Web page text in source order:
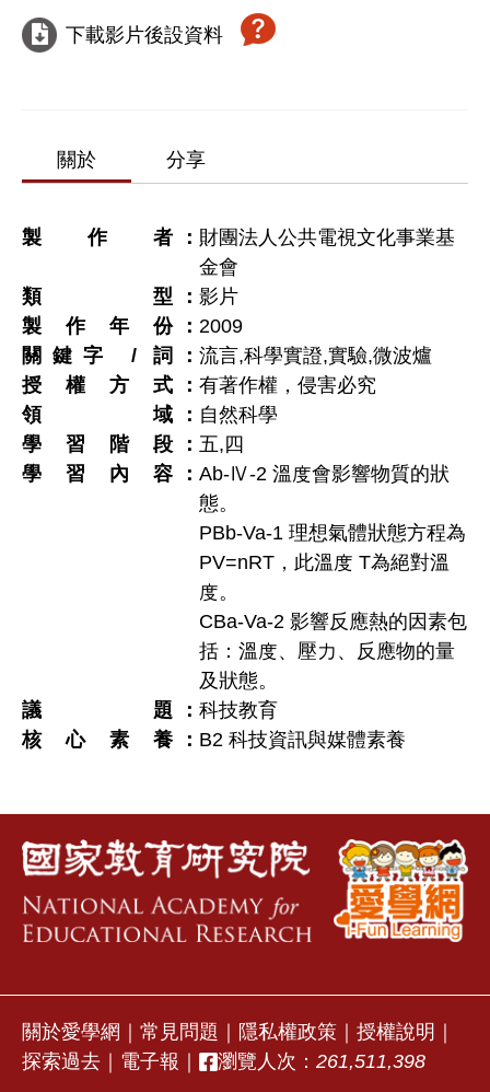
下載影片後設資料
關於 分享
製作者
財團法人公共電視文化事業基
金會
類型
影片
製作年份
2009
關鍵字 / 詞
流言,科學實證,實驗,微波爐
授權方式
有著作權，侵害必究
領域
自然科學
學習階段
五, 四
學習內容
Ab-Ⅳ-2 溫度會影響物質的狀
態。
PBb-Va-1 理想氣體狀態方程為
PV=nRT，此溫度 T為絕對溫
度。
CBa-Va-2 影響反應熱的因素包
括：溫度、壓力、反應物的量
及狀態。
議題
科技教育
核心素養
B2 科技資訊與媒體素養
關於愛學網 常見問題 隱私權政策 授權說明
探索過去
電子報 瀏覽人次： 261,511,398